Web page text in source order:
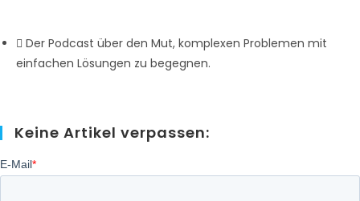
Der Podcast über den Mut, komplexen Problemen mit
einfachen Lösungen zu begegnen.
Keine Artikel verpassen: